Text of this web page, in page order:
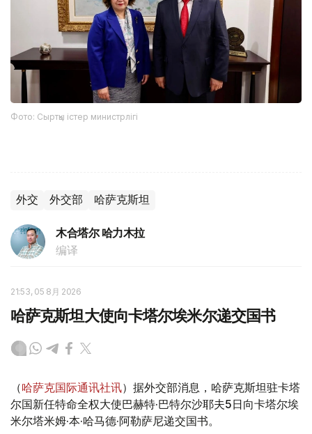
Фото: Сыртқы істер министрлігі
外交 外交部 哈萨克斯坦
木合塔尔 哈力木拉
编译
21:53, 05 8月 2026
哈萨克斯坦大使向卡塔尔埃米尔递交国书
（哈萨克国际通讯社讯）据外交部消息，哈萨克斯坦驻卡塔
尔国新任特命全权大使巴赫特·巴特尔沙耶夫5日向卡塔尔埃
米尔塔米姆·本·哈马德·阿勒萨尼递交国书。